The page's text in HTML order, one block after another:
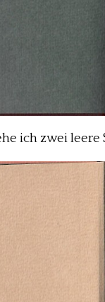
ich zwei leere